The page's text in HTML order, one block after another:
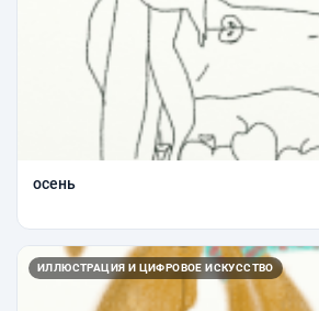
осень
ИЛЛЮСТРАЦИЯ И ЦИФРОВОЕ ИСКУССТВО